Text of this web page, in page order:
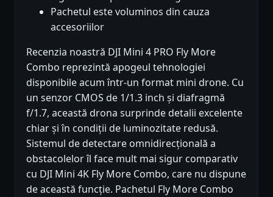
Pachetul este voluminos din cauza
accesoriilor
Recenzia noastră DJI Mini 4 PRO Fly More
Combo reprezintă apogeul tehnologiei
disponibile acum într-un format mini drone. Cu
un senzor CMOS de 1/1.3 inch și diafragmă
f/1.7, această drona surprinde detalii excelente
chiar și în condiții de luminozitate redusă.
Sistemul de detectare omnidirecțională a
obstacolelor îl face mult mai sigur comparativ
cu DJI Mini 4K Fly More Combo, care nu dispune
de această funcție. Pachetul Fly More Combo